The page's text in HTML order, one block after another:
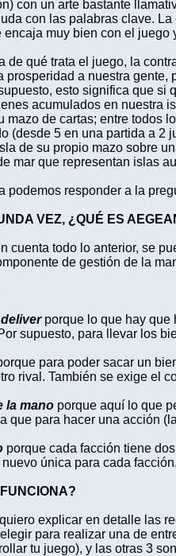
con un arte bastante
con las palabras clave.
encaja muy bien con el
de qué trata el juego, la
prosperidad a nuestra
esto significa que si
acumulados en nuestra
mazo de cartas; entre todos
(desde 5 en una partida a 2
de su propio mazo sobre
mar que representan islas
podemos responder a la
VEZ, ¿QUÉ ES
cuenta todo lo anterior, se
de gestión de la
porque lo que hay que
supuesto, para llevar los
para poder sacar un
rival. También se exige el
la mano porque aquí lo que
que para hacer una acción
porque cada facción tiene
única para cada facción.
explicar en detalle las
para realizar una de
tu juego), y las otras 3